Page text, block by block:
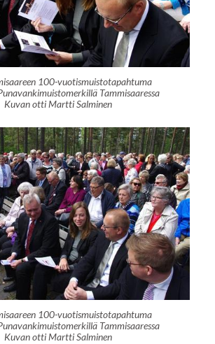
100-vuotismuistotapahtuma
Tammisaaressa
Kuvan otti Martti Salminen
100-vuotismuistotapahtuma
Tammisaaressa
Kuvan otti Martti Salminen